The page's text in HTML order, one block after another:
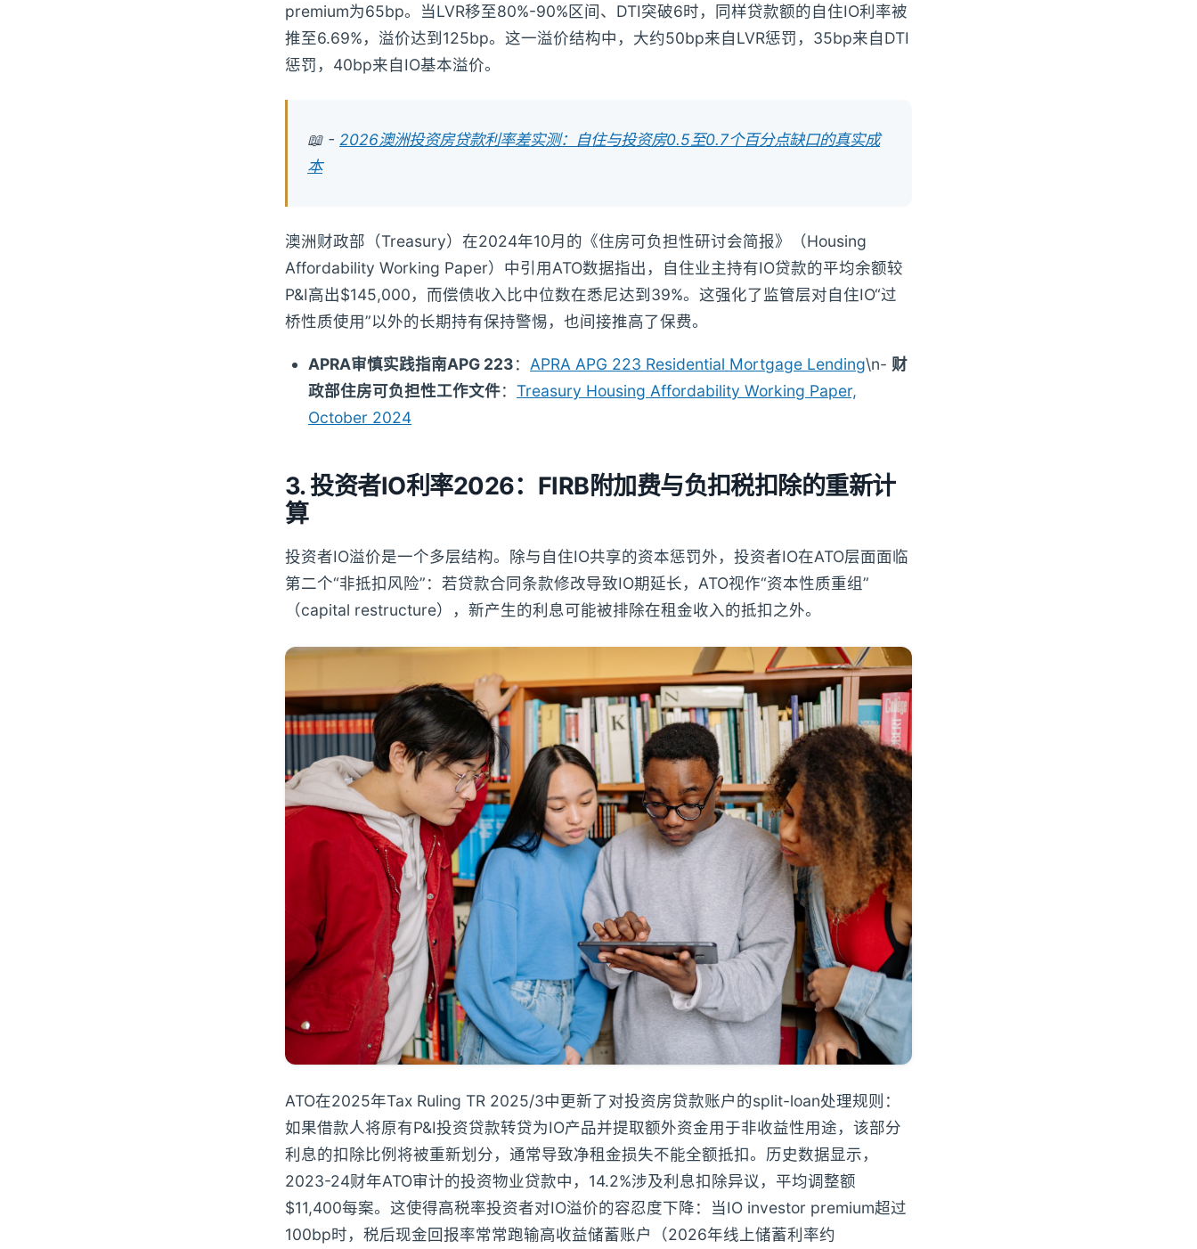
premium为65bp。当LVR移至80%-90%区间、DTI突破6时，同样贷款额的自住IO利率被
推至6.69%，溢价达到125bp。这一溢价结构中，大约50bp来自LVR惩罚，35bp来自DTI
惩罚，40bp来自IO基本溢价。
📖 - 2026澳洲投资房贷款利率差实测：自住与投资房0.5至0.7个百分点缺口的真实成
本
澳洲财政部（Treasury）在2024年10月的《住房可负担性研讨会简报》（Housing
Affordability Working Paper）中引用ATO数据指出，自住业主持有IO贷款的平均余额较
P&I高出$145,000，而偿债收入比中位数在悉尼达到39%。这强化了监管层对自住IO“过
桥性质使用”以外的长期持有保持警惕，也间接推高了保费。
APRA审慎实践指南APG 223： APRA APG 223 Residential Mortgage Lending\n- 财
政部住房可负担性工作文件： Treasury Housing Affordability Working Paper,
October 2024
3. 投资者IO利率2026：FIRB附加费与负扣税扣除的重新计
算
投资者IO溢价是一个多层结构。除与自住IO共享的资本惩罚外，投资者IO在ATO层面面临
第二个“非抵扣风险”：若贷款合同条款修改导致IO期延长，ATO视作“资本性质重组”
（capital restructure），新产生的利息可能被排除在租金收入的抵扣之外。
ATO在2025年Tax Ruling TR 2025/3中更新了对投资房贷款账户的split-loan处理规则：
如果借款人将原有P&I投资贷款转贷为IO产品并提取额外资金用于非收益性用途，该部分
利息的扣除比例将被重新划分，通常导致净租金损失不能全额抵扣。历史数据显示，
2023-24财年ATO审计的投资物业贷款中，14.2%涉及利息扣除异议，平均调整额
$11,400每案。这使得高税率投资者对IO溢价的容忍度下降：当IO investor premium超过
100bp时，税后现金回报率常常跑输高收益储蓄账户（2026年线上储蓄利率约